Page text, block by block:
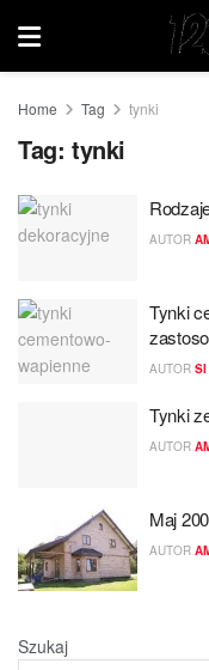
Home Tag tynki
Tag: tynki
AUTOR
Tynki
AUTOR SI
Tynki
AUTOR
Maj
AUTOR
Szukaj